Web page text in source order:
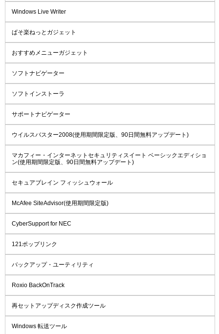
Windows Live Writer
ぱそ楽ねっとガジェット
おすすめメニューガジェット
ソフトナビゲーター
ソフトインストーラ
サポートナビゲーター
ウイルスバスター2008(使用期間限定版、90日間無料アップデート)
マカフィー・インターネットセキュリティスイート ベーシックエディショ
ン(使用期間限定版、90日間無料アップデート)
セキュアブレイン フィッシュウォール
McAfee SiteAdvisor(使用期間限定版)
CyberSupport for NEC
121ポップリンク
バックアップ・ユーティリティ
Roxio BackOnTrack
再セットアップディスク作成ツール
Windows 転送ツール